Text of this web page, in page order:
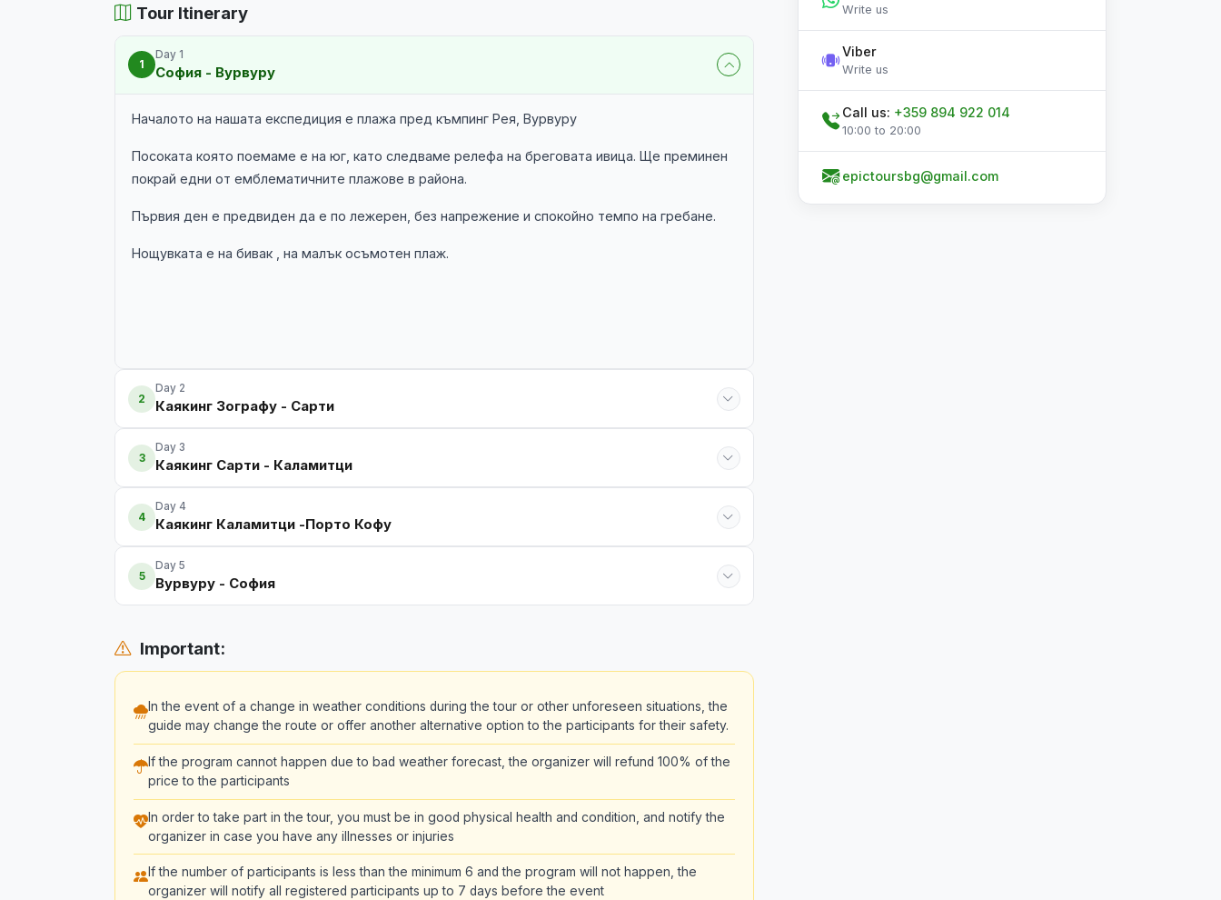
Tour Itinerary
1
Day 1
София - Вурвуру
Началото на нашата експедиция е плажа пред къмпинг Рея, Вурвуру
Посоката която поемаме е на юг, като следваме релефа на бреговата ивица. Ще преминен
покрай едни от емблематичните плажове в района.
Първия ден е предвиден да е по лежерен, без напрежение и спокойно темпо на гребане.
Нощувката е на бивак , на малък осъмотен плаж.
2
Day 2
Каякинг Зографу - Сарти
3
Day 3
Каякинг Сарти - Каламитци
4
Day 4
Каякинг Каламитци -Порто Кофу
5
Day 5
Вурвуру - София
Important:
In the event of a change in weather conditions during the tour or other unforeseen situations, the
guide may change the route or offer another alternative option to the participants for their safety.
If the program cannot happen due to bad weather forecast, the organizer will refund 100% of the
price to the participants
In order to take part in the tour, you must be in good physical health and condition, and notify the
organizer in case you have any illnesses or injuries
If the number of participants is less than the minimum 6 and the program will not happen, the
organizer will notify all registered participants up to 7 days before the event
Write us
Viber
Write us
Call us: +359 894 922 014
10:00 to 20:00
epictoursbg@gmail.com